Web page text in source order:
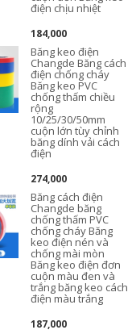
điện chịu nhiệt
184,000
Băng keo điện
Changde Băng cách
điện chống cháy
Băng keo PVC
chống thấm chiều
rộng
10/25/30/50mm
cuộn lớn tùy chỉnh
băng dính vải cách
điện
274,000
Băng cách điện
Changde băng
chống thấm PVC
chống cháy Băng
keo điện nén và
chống mài mòn
Băng keo điện đơn
cuộn màu đen và
trắng băng keo cách
điện màu trắng
187,000